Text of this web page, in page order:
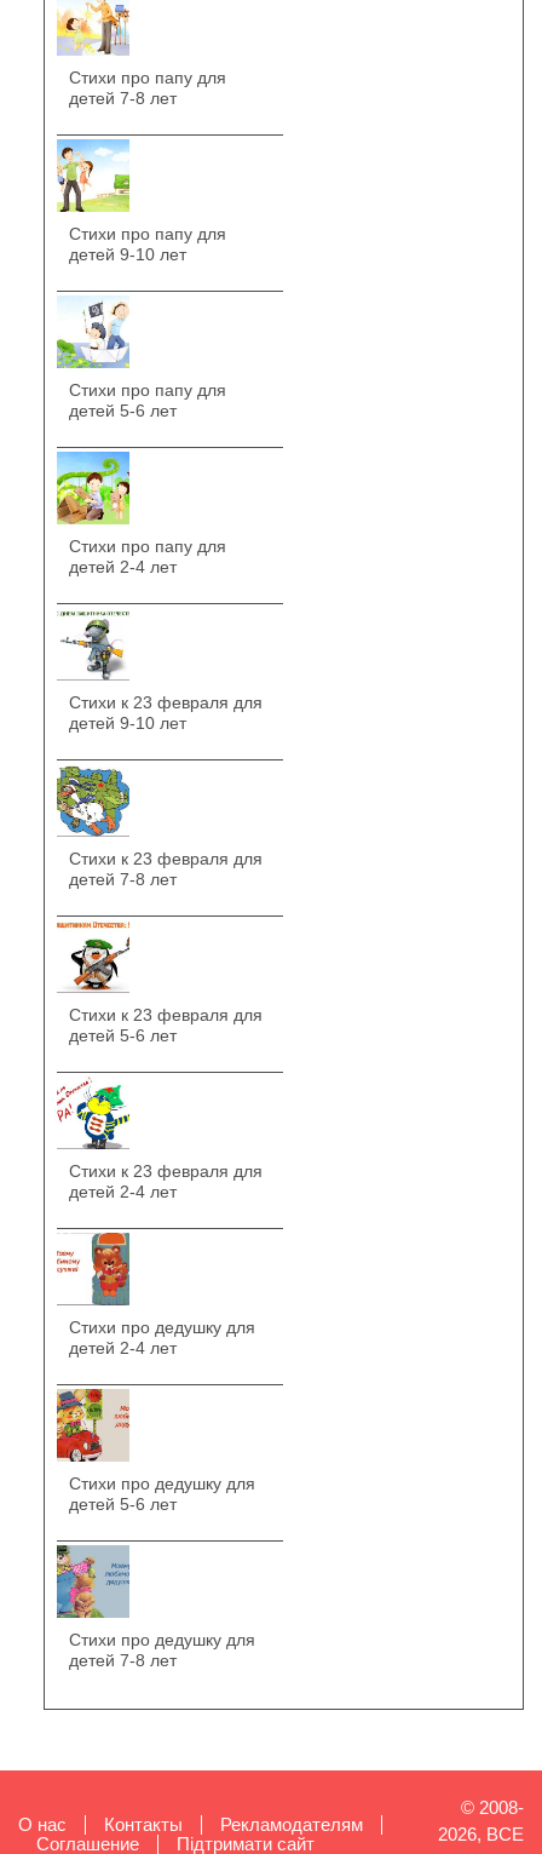
Стихи про папу для
детей 7-8 лет
Стихи про папу для
детей 9-10 лет
Стихи про папу для
детей 5-6 лет
Стихи про папу для
детей 2-4 лет
Стихи к 23 февраля для
детей 9-10 лет
Стихи к 23 февраля для
детей 7-8 лет
Стихи к 23 февраля для
детей 5-6 лет
Стихи к 23 февраля для
детей 2-4 лет
Стихи про дедушку для
детей 2-4 лет
Стихи про дедушку для
детей 5-6 лет
Стихи про дедушку для
детей 7-8 лет
О нас Контакты
Рекламодателям
Cоглашение
Підтримати сайт
© 2008-
2026, ВСЕ